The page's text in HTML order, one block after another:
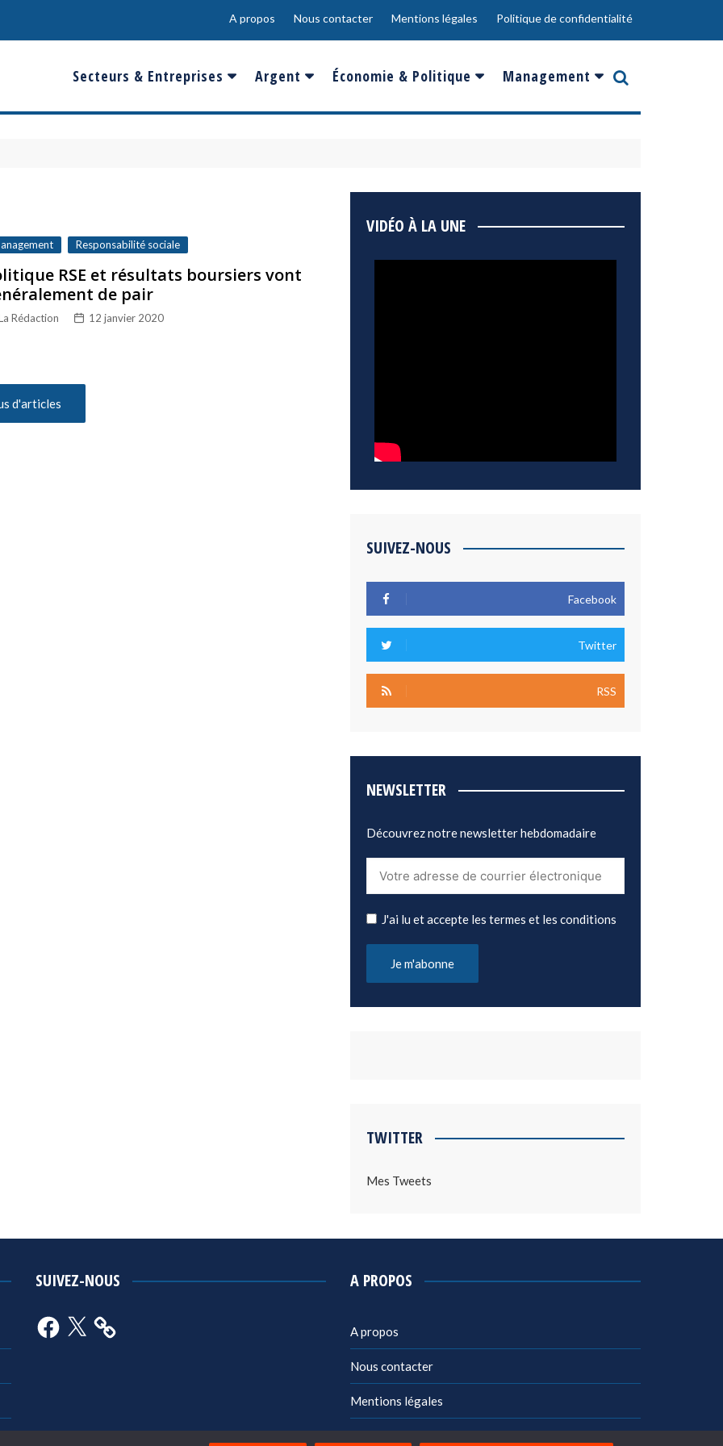
A propos Nous contacter Mentions légales Politique de confidentialité
Secteurs & Entreprises
Banques & Finances
Défense & Aéronautique
Santé & Biotechnologie
Technologies & Médias
Argent
Salaire
Epargne & Placements
Économie & Politique
France
Management
Innovation
Responsabilité sociale
RSE et résultats boursiers vont
de pair
Rédaction 12 janvier 2020
d'articles
VIDÉO À LA UNE
SUIVEZ-NOUS
Facebook
Twitter
RSS
NEWSLETTER
Découvrez notre newsletter hebdomadaire
J'ai lu et accepte les termes et les conditions
TWITTER
Mes Tweets
SUIVEZ-NOUS
Facebook
X
A PROPOS
A propos
Nous contacter
Mentions légales
Politique de confidentialité